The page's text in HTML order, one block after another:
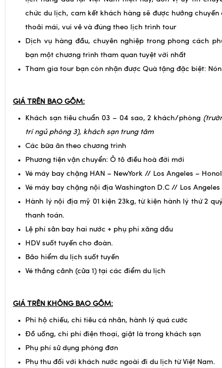
lịch hàng đầu tại Việt Nam hiện nay, đơn vị uy tín
chức du lịch, cam kết khách hàng sẽ được hưởng
thoải mái, vui vẻ và đúng theo lịch trình tour
Dịch vụ hàng đầu, chuyên nghiệp trong phong cách
bạn một chương trình tham quan tuyệt vời nhất
Khách sạn tiêu chuẩn 03 – 04 sao, 2 khách/phòng
trí ngủ phòng 3), khách sạn trung tâm
Các bữa ăn theo chương trình
Phương tiện vận chuyển: Ô tô điều hoà đời mới
Vé máy bay chặng HAN – NewYork // Los Angeles –
Vé máy bay chặng nội địa Washington D.C // Los Angeles
Hành lý nội địa mỹ 01 kiện 23kg, từ kiện hành lý thứ 2
thanh toán.
Lệ phí sân bay hai nước + phụ phí xăng dầu
HDV suốt tuyến cho đoàn.
Bảo hiểm du lịch suốt tuyến
Phí hộ chiếu, chi tiêu cá nhân, hành lý quá cước
Đồ uống, chi phí điện thoại, giặt là trong khách sạn
Phụ phí sử dụng phòng đơn